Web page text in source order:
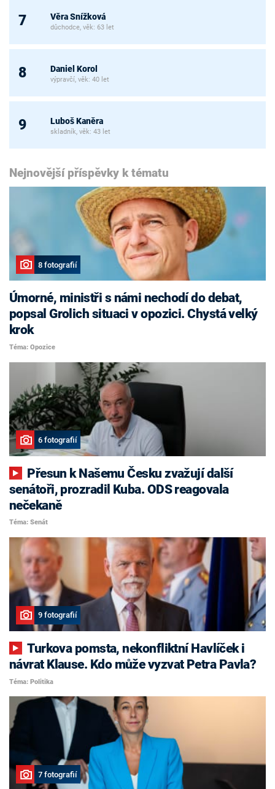
7 Věra Snížková
důchodce, věk: 63 let
8 Daniel Korol
výpravčí, věk: 40 let
9 Luboš Kaněra
skladník, věk: 43 let
Nejnovější příspěvky k tématu
8 fotografií
Úmorné, ministři s námi nechodí do debat,
popsal Grolich situaci v opozici. Chystá velký
krok
Téma: Opozice
6 fotografií
senátoři, prozradil Kuba. ODS reagovala
nečekaně
Téma: Senát
9 fotografií
Turkova pomsta, nekonfliktní Havlíček i
návrat Klause. Kdo může vyzvat Petra Pavla?
Téma: Politika
7 fotografií